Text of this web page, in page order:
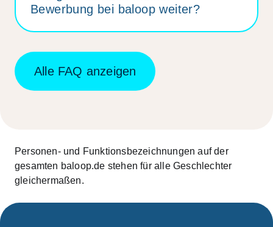
Bewerbung bei baloop weiter?
Alle FAQ anzeigen
Personen- und Funktionsbezeichnungen auf der
gesamten baloop.de stehen für alle Geschlechter
gleichermaßen.​